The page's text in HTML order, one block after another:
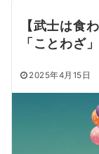
【武士は食
「ことわざ
2025年4月15日